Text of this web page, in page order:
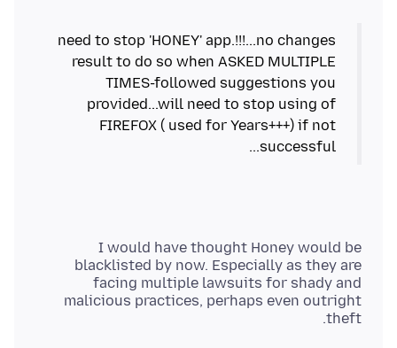
need to stop 'HONEY' app.!!!...no changes
result to do so when ASKED MULTIPLE
TIMES-followed suggestions you
provided...will need to stop using of
FIREFOX ( used for Years+++) if not
successful...
I would have thought Honey would be
blacklisted by now. Especially as they are
facing multiple lawsuits for shady and
malicious practices, perhaps even outright
theft.